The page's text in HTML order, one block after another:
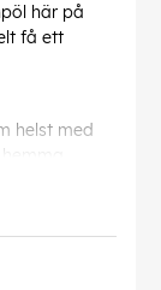
här på
få ett
helst med
Siren